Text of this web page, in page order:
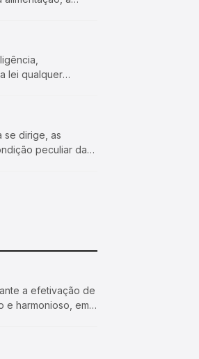
lei qualquer
se dirige, as
peculiar da
a efetivação de
e harmonioso, em